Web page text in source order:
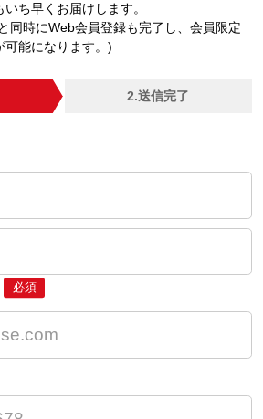
ち早くお届けします。
同時にWeb会員登録も完了し、会員限定
可能になります。)
2.送信完了
必須